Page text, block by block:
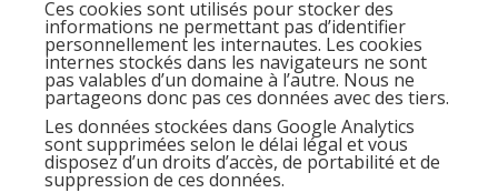
Ces cookies sont utilisés pour stocker des
informations ne permettant pas d’identifier
personnellement les internautes. Les cookies
internes stockés dans les navigateurs ne sont
pas valables d’un domaine à l’autre. Nous ne
partageons donc pas ces données avec des tiers.
Les données stockées dans Google Analytics
sont supprimées selon le délai légal et vous
disposez d’un droits d’accès, de portabilité et de
suppression de ces données.